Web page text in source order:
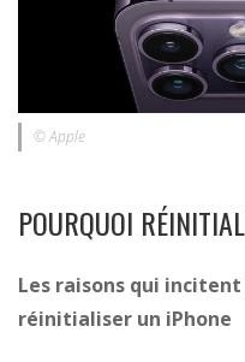
© Apple
POURQUOI
Les raisons qui
réinitialiser un iPhone